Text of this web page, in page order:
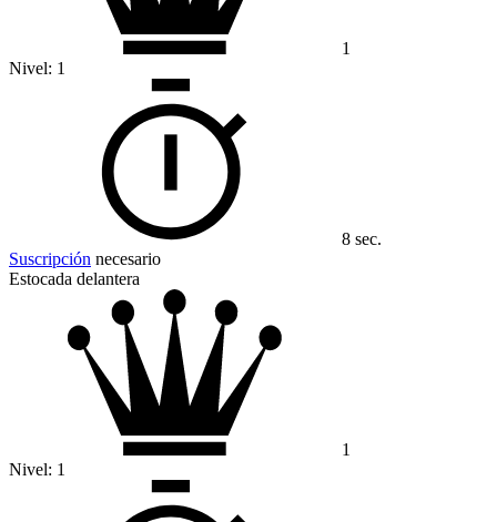
1
Nivel: 1
8 sec.
Suscripción necesario
Estocada delantera
1
Nivel: 1